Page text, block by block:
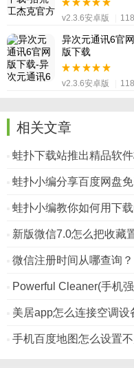
v2.3.6安卓版
异次元通讯6官
版下载
v2.3.6安卓版
相关文章
蛙扑下载站推出精品软
蛙扑小编分享百度网盘
蛙扑小编教你如何用下
新版微信7.0怎么把收藏
微信注册时间从哪查询？
Powerful Cleaner(手机
美居app怎么连接空调设
手机百度地图怎么设置